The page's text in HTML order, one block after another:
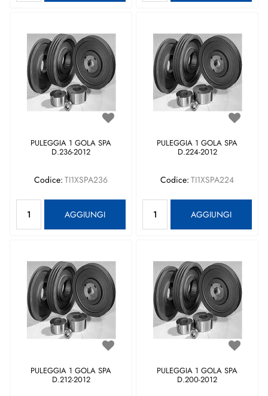
PULEGGIA 1 GOLA SPA
D.236-2012
Codice: TI1XSPA236
AGGIUNGI
PULEGGIA 1 GOLA SPA
D.224-2012
Codice: TI1XSPA224
AGGIUNGI
PULEGGIA 1 GOLA SPA
D.212-2012
PULEGGIA 1 GOLA SPA
D.200-2012